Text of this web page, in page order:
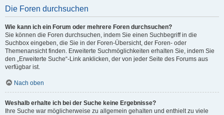
Die Foren durchsuchen
Wie kann ich ein Forum oder mehrere Foren durchsuchen?
Sie können die Foren durchsuchen, indem Sie einen Suchbegriff in die
Suchbox eingeben, die Sie in der Foren-Übersicht, der Foren- oder
Themenansicht finden. Erweiterte Suchmöglichkeiten erhalten Sie, indem Sie
den „Erweiterte Suche“-Link anklicken, der von jeder Seite des Forums aus
verfügbar ist.
Nach oben
Weshalb erhalte ich bei der Suche keine Ergebnisse?
Ihre Suche war möglicherweise zu allgemein gehalten und enthielt zu viele